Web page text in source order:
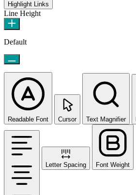
Highlight Links
Line Height
Default
Readable Font Cursor Text Magnifier
Letter Spacing Font Weight